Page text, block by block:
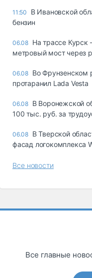
11:50
В Ивановской
бензин
06.08 На трассе Курск
метровый мост через
06.08 Во Фрунзенском
протаранил Lada Vesta
06.08 В Воронежской
100 тыс. руб. за
06.08 В Тверской
фасад логокомплекса
Все новости
Все главные